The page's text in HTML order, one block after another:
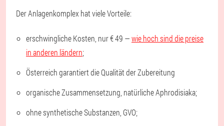
Der Anlagenkomplex hat viele Vorteile:
erschwingliche Kosten, nur € 49 —wie hoch sind die preise
in anderen ländern;
Österreich garantiert die Qualität der Zubereitung
organische Zusammensetzung, natürliche Aphrodisiaka;
ohne synthetische Substanzen, GVO;